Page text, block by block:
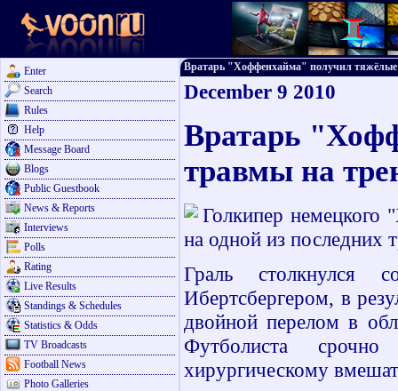
Enter
Search
Rules
Help
Message Board
Blogs
Public Guestbook
News & Reports
Interviews
Polls
Rating
Live Results
Standings & Schedules
Statistics & Odds
TV Broadcasts
Football News
Photo Galleries
Вратарь "Хоффенхайма" получил тяжёлые
December 9 2010
Вратарь
травмы на
Голкипер
на одной из последних
Граль столкнулся
Ибертсбергером, в
двойной перелом в
Футболиста
хирургическому